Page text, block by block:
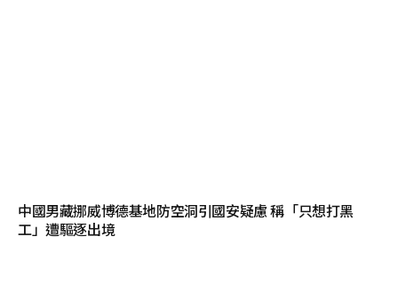
中國男藏挪威博德基地防空洞引國安疑慮 稱「只想打黑
工」遭驅逐出境